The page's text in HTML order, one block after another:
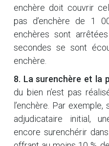
enchère doit couvrir
pas d’enchère de 1
enchères sont
secondes se sont
enchère.
8. La surenchère et la
du bien n’est pas
l’enchère. Par
adjudicataire initial,
encore surenchérir